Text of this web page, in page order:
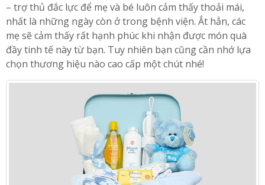
– trợ thủ đắc lực để mẹ và bé luôn cảm thấy thoải mái,
nhất là những ngày còn ở trong bệnh viện. Ắt hẳn, các
mẹ sẽ cảm thấy rất hạnh phúc khi nhận được món quà
đầy tinh tế này từ bạn. Tuy nhiên bạn cũng cần nhớ lựa
chọn thương hiệu nào cao cấp một chút nhé!